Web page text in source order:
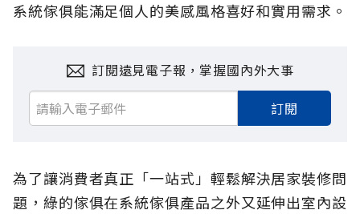
系統傢俱能滿足個人的美感風格喜好和實用需求。
訂閱遠見電子報，掌握國內外大事
訂閱
為了讓消費者真正「一站式」輕鬆解決居家裝修問
題，綠的傢俱在系統傢俱產品之外又延伸出室內設